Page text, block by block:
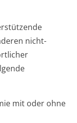
nicht-
mit oder ohne